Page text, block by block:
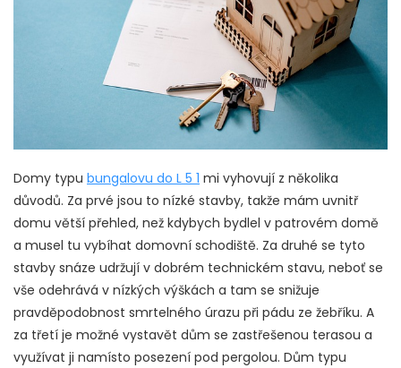
Domy typu bungalovu do L 5 1 mi vyhovují z několika
důvodů. Za prvé jsou to nízké stavby, takže mám uvnitř
domu větší přehled, než kdybych bydlel v patrovém domě
a musel tu vybíhat domovní schodiště. Za druhé se tyto
stavby snáze udržují v dobrém technickém stavu, neboť se
vše odehrává v nízkých výškách a tam se snižuje
pravděpodobnost smrtelného úrazu při pádu ze žebříku. A
za třetí je možné vystavět dům se zastřešenou terasou a
využívat ji namísto posezení pod pergolou. Dům typu